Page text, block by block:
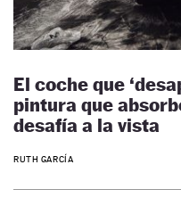
El coche que
pintura que
desafía a la vista
RUTH GARCÍA